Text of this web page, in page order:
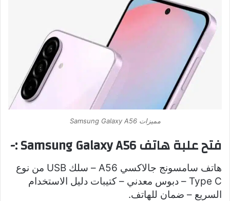
مميزات Samsung Galaxy A56
فتح علبة هاتف Samsung Galaxy A56 :-
هاتف سامسونج جالاكسي A56 – سلك USB من نوع
Type C – دبوس معدني – كتيبات دليل الاستخدام
السريع – ضمان للهاتف.